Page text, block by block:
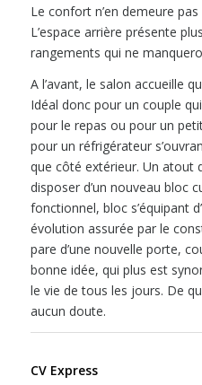
Le confort n’en demeure
L’espace arrière présente
rangements qui ne
A l’avant, le salon accueille
Idéal donc pour un couple
pour le repas ou pour un
pour un réfrigérateur
que côté extérieur. Un atout
disposer d’un nouveau bloc
fonctionnel, bloc s’équipant
évolution assurée par le
pare d’une nouvelle porte,
bonne idée, qui plus est
le vie de tous les jours. De
aucun doute.
CV Express